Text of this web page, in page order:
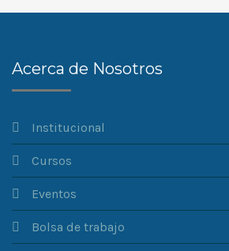
Acerca de Nosotros
Institucional
Cursos
Eventos
Bolsa de trabajo